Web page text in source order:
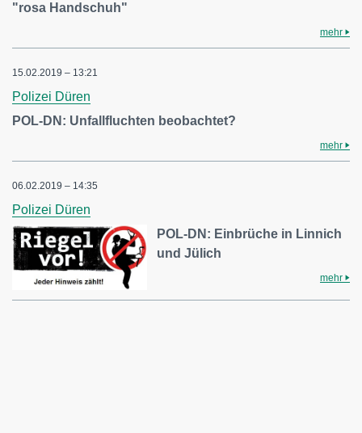
"rosa Handschuh"
mehr
15.02.2019 – 13:21
Polizei Düren
POL-DN: Unfallfluchten beobachtet?
mehr
06.02.2019 – 14:35
Polizei Düren
POL-DN: Einbrüche in Linnich
und Jülich
mehr